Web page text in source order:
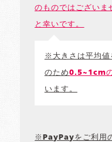
のものではございま
と幸いです。
※大きさは平均値
のため0.5~1cm
います。
※PayPayをご利用